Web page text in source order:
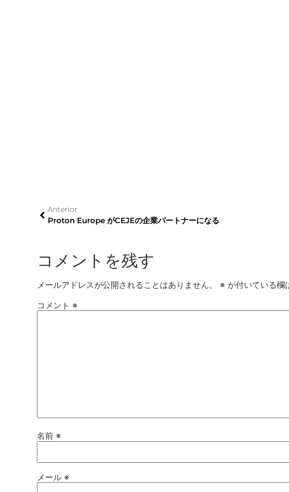
Anterior
Proton Europe がCEJEの企業パートナーになる
コメントを残す
メールアドレスが公開されることはありません。 ※ が付いている欄
コメント ※
名前 ※
メール ※